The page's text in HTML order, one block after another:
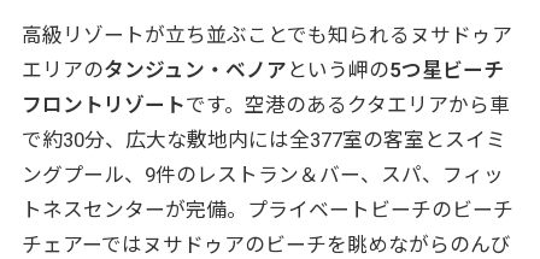
高級リゾートが立ち並ぶことでも知られるヌサドゥア
エリアのタンジュン・ベノア という岬の5つ星ビーチ
フロントリゾートです。空港のあるクタエリアから車
で約30分、広大な敷地内には全377室の客室とスイミ
ングプール、9件のレストラン＆バー、スパ、フィッ
トネスセンターが完備。プライベートビーチのビーチ
チェアーではヌサドゥアのビーチを眺めながらのんび